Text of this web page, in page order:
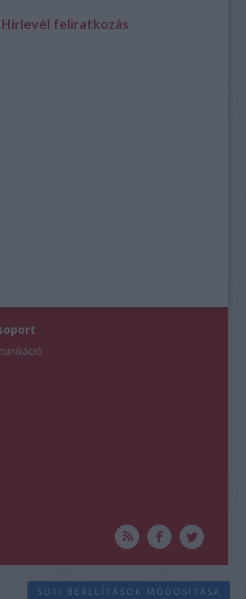
Hírlevél feliratkozás
SÜTI BEÁLLÍTÁSOK MÓDOSÍTÁSA